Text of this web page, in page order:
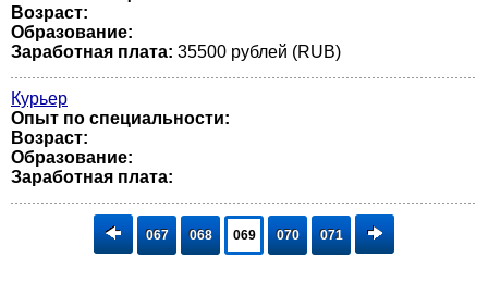
Возраст:
Образование:
Заработная плата: 35500 рублей (RUB)
Курьер
Опыт по специальности:
Возраст:
Образование:
Заработная плата:
067 068 069 070 071